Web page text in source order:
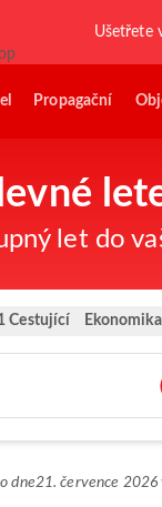
Ušetřete
Propagační
let do
Cestující Ekonomika
dne21. července